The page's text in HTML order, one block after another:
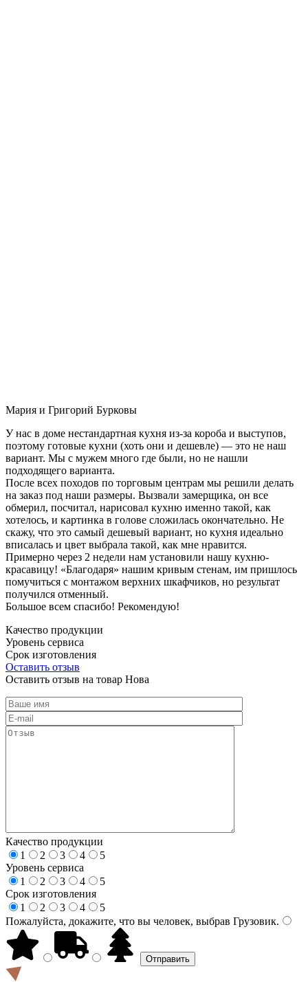
Мария и Григорий Бурковы
У нас в доме нестандартная кухня из-за короба и выступов,
поэтому готовые кухни (хоть они и дешевле) — это не наш
вариант. Мы с мужем много где были, но не нашли
подходящего варианта.
После всех походов по торговым центрам мы решили делать
на заказ под наши размеры. Вызвали замерщика, он все
обмерил, посчитал, нарисовал кухню именно такой, как
хотелось, и картинка в голове сложилась окончательно. Не
скажу, что это самый дешевый вариант, но кухня идеально
вписалась и цвет выбрала такой, как мне нравится.
Примерно через 2 недели нам установили нашу кухню-
красавицу! «Благодаря» нашим кривым стенам, им пришлось
помучиться с монтажом верхних шкафчиков, но результат
получился отменный.
Большое всем спасибо! Рекомендую!
Качество продукции
Уровень сервиса
Срок изготовления
Оставить отзыв
Оставить отзыв на товар Нова
Качество продукции
1
2 3 4
5
Уровень сервиса
1
2 3 4
5
Срок изготовления
1
2 3 4
5
Пожалуйста, докажите, что вы человек, выбрав Грузовик.